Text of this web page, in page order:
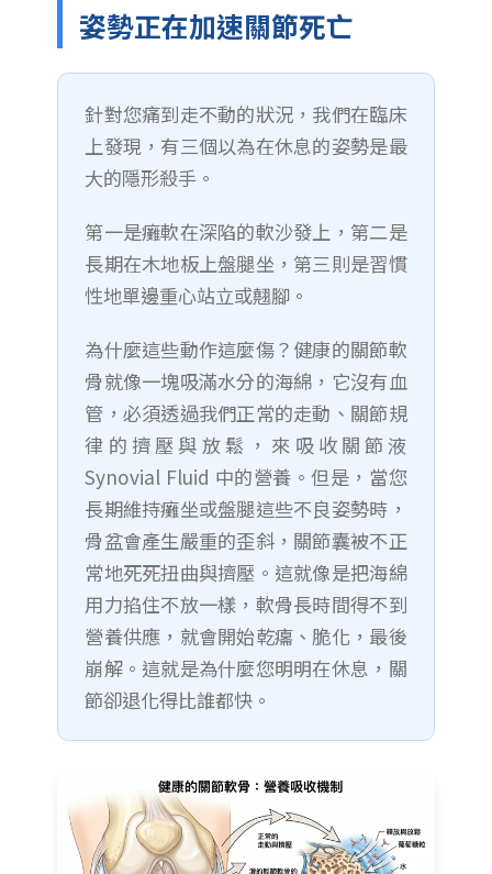
姿勢正在加速關節死亡
針對您痛到走不動的狀況，我們在臨床
上發現，有三個以為在休息的姿勢是最
大的隱形殺手。
第一是癱軟在深陷的軟沙發上，第二是
長期在木地板上盤腿坐，第三則是習慣
性地單邊重心站立或翹腳。
為什麼這些動作這麼傷？健康的關節軟
骨就像一塊吸滿水分的海綿，它沒有血
管，必須透過我們正常的走動、關節規
律的擠壓與放鬆，來吸收關節液
Synovial Fluid 中的營養。但是，當您
長期維持癱坐或盤腿這些不良姿勢時，
骨盆會產生嚴重的歪斜，關節囊被不正
常地死死扭曲與擠壓。這就像是把海綿
用力掐住不放一樣，軟骨長時間得不到
營養供應，就會開始乾癟、脆化，最後
崩解。這就是為什麼您明明在休息，關
節卻退化得比誰都快。